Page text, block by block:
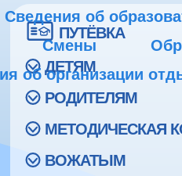
Сведения об
Смены
об организации
ПУТЁВКА
ДЕТЯМ
РОДИТЕЛЯМ
МЕТОДИЧЕСКАЯ
ВОЖАТЫМ